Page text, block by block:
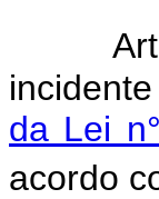
da Lei
acordo